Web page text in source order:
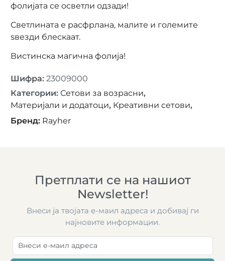
фолијата се осветли одзади!
Светлината е расфрлана, малите и големите
ѕвезди блескаат.
Вистинска магична фолија!
Шифра: 23009000
Категории: Сетови за возрасни,
Материјали и додатоци, Креативни сетови,
Бренд: Rayher
Претплати се на нашиот
Newsletter!
Внеси ја твојата е-маил адреса и добивај ги
најновите информации.